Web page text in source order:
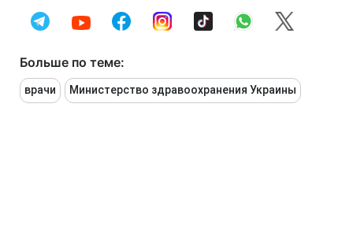
Больше по теме:
врачи Министерство здравоохранения Украины